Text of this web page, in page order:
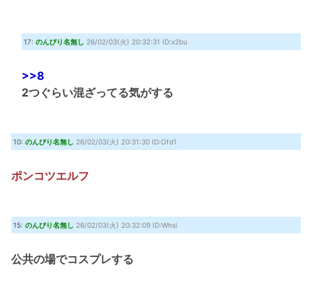
17: のんびり名無し 26/02/03(火) 20:32:31 ID:x2bu
>>8
2つぐらい混ざってる気がする
10: のんびり名無し 26/02/03(火) 20:31:30 ID:Ofd1
ポンコツエルフ
15: のんびり名無し 26/02/03(火) 20:32:09 ID:Whsi
公共の場でコスプレする